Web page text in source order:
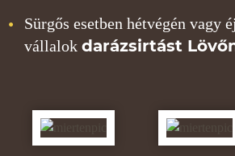
Sürgős esetben hétvégén vagy
vállalok darázsirtást